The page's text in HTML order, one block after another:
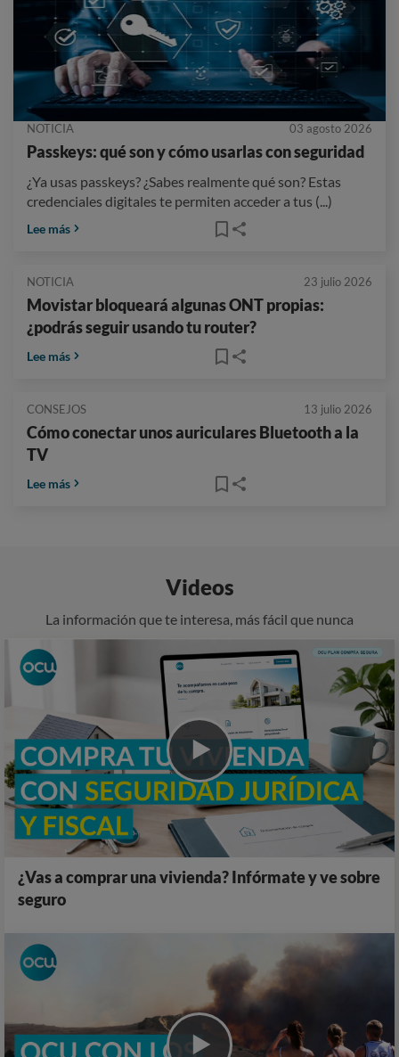
NOTICIA 03 agosto 2026
Passkeys: qué son y cómo usarlas con seguridad
¿Ya usas passkeys? ¿Sabes realmente qué son? Estas
credenciales digitales te permiten acceder a tus (...)
Lee más
NOTICIA 23 julio 2026
Movistar bloqueará algunas ONT propias:
¿podrás seguir usando tu router?
Lee más
CONSEJOS 13 julio 2026
Cómo conectar unos auriculares Bluetooth a la
TV
Lee más
Videos
La información que te interesa, más fácil que nunca
¿Vas a comprar una vivienda? Infórmate y ve sobre
seguro